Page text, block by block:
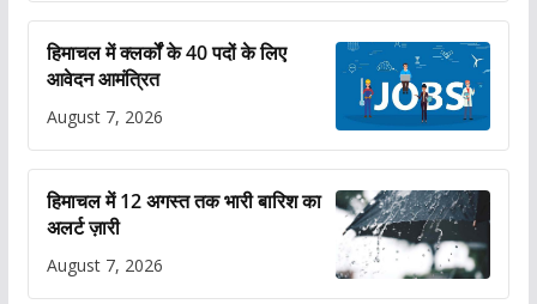
हिमाचल में क्लर्कों के 40 पदों के लिए
आवेदन आमंत्रित
August 7, 2026
हिमाचल में 12 अगस्त तक भारी बारिश का
अलर्ट ज़ारी
August 7, 2026